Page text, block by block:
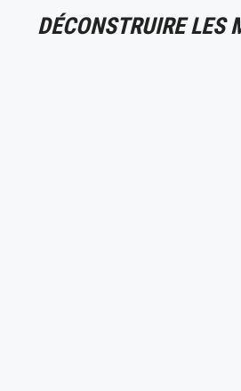
DÉCONSTRUIRE LES